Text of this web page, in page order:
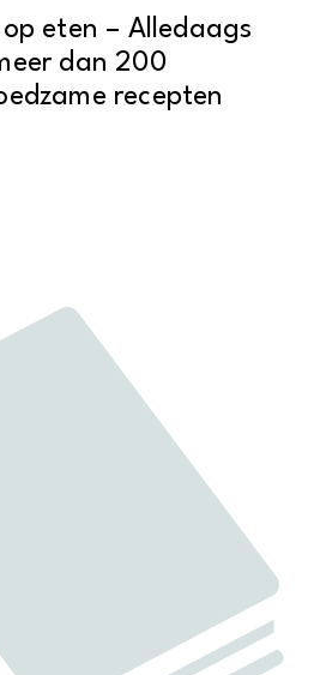
eten – Alledaags
dan 200
recepten